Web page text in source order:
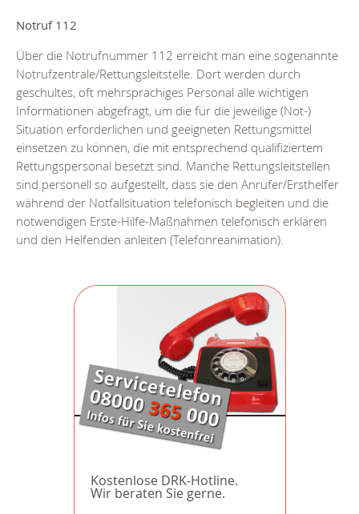
Notruf 112
Über die Notrufnummer 112 erreicht man eine sogenannte
Notrufzentrale/Rettungsleitstelle. Dort werden durch
geschultes, oft mehrsprachiges Personal alle wichtigen
Informationen abgefragt, um die für die jeweilige (Not-)
Situation erforderlichen und geeigneten Rettungsmittel
einsetzen zu können, die mit entsprechend qualifiziertem
Rettungspersonal besetzt sind. Manche Rettungsleitstellen
sind personell so aufgestellt, dass sie den Anrufer/Ersthelfer
während der Notfallsituation telefonisch begleiten und die
notwendigen Erste-Hilfe-Maßnahmen telefonisch erklären
und den Helfenden anleiten (Telefonreanimation).
Kostenlose DRK-Hotline.
Wir beraten Sie gerne.